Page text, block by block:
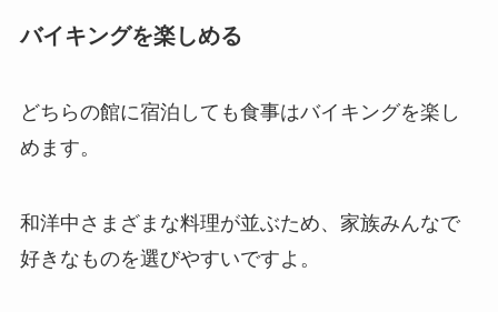
バイキングを楽しめる
どちらの館に宿泊しても食事はバイキングを楽し
めます。
和洋中さまざまな料理が並ぶため、家族みんなで
好きなものを選びやすいですよ。